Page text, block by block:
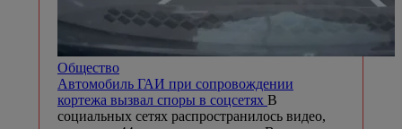
Общество
Автомобиль ГАИ при сопровождении
кортежа вызвал споры в соцсетях В
социальных сетях распространилось видео,